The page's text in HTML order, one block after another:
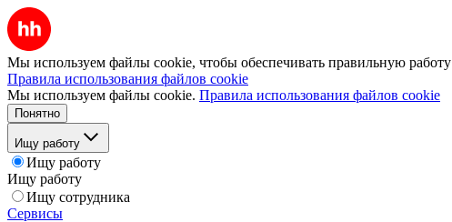
Мы используем файлы cookie, чтобы обеспечивать правильную работу
Правила использования файлов cookie
Мы используем файлы cookie. Правила использования файлов cookie
Понятно
Ищу работу
Ищу работу
Ищу работу
Ищу сотрудника
Сервисы